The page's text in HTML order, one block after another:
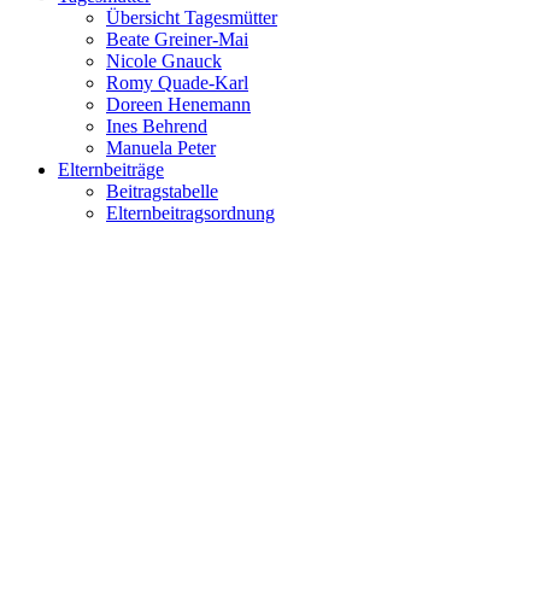
Übersicht Tagesmütter
Beate Greiner-Mai
Nicole Gnauck
Romy Quade-Karl
Doreen Henemann
Ines Behrend
Manuela Peter
Elternbeiträge
Beitragstabelle
Elternbeitragsordnung